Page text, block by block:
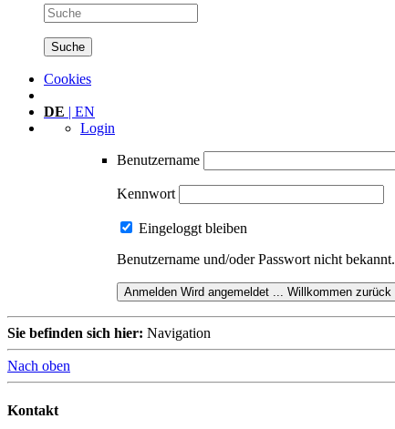
Cookies
DE | EN
Login
Benutzername
Kennwort
Eingeloggt bleiben
Benutzername und/oder Passwort nicht bekannt.
Anmelden Wird angemeldet ... Willkommen zurück
Sie befinden sich hier: Navigation
Nach oben
Kontakt